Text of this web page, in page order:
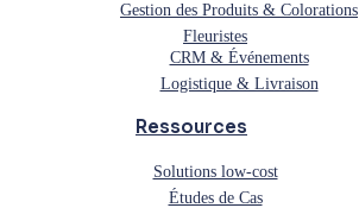
Gestion des Produits & Colorations
Fleuristes
CRM & Événements
Logistique & Livraison
Ressources
Solutions low-cost
Études de Cas